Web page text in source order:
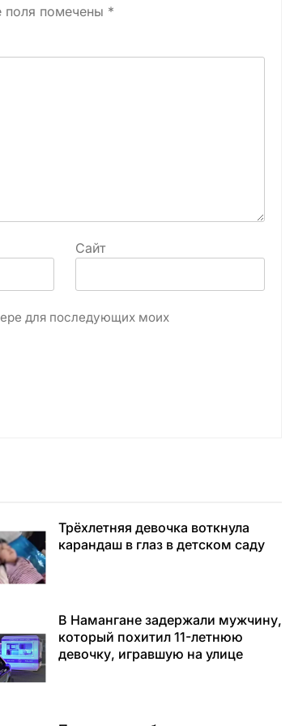
поля помечены *
Сайт
для последующих моих
Трёхлетняя девочка воткнула
карандаш в глаз в детском саду
В Намангане задержали мужчину,
который похитил 11-летнюю
девочку, игравшую на улице